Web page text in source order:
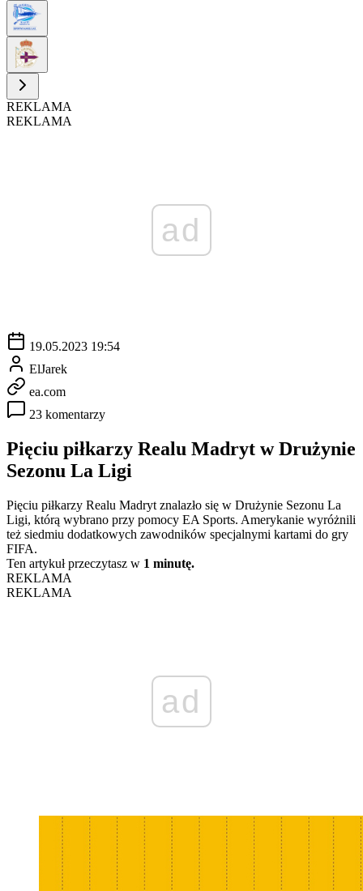
REKLAMA
REKLAMA
ad
19.05.2023 19:54
ElJarek
ea.com
23 komentarzy
Pięciu piłkarzy Realu Madryt w Drużynie
Sezonu La Ligi
Pięciu piłkarzy Realu Madryt znalazło się w Drużynie Sezonu La
Ligi, którą wybrano przy pomocy EA Sports. Amerykanie wyróżnili
też siedmiu dodatkowych zawodników specjalnymi kartami do gry
FIFA.
Ten artykuł przeczytasz w 1 minutę.
REKLAMA
REKLAMA
ad